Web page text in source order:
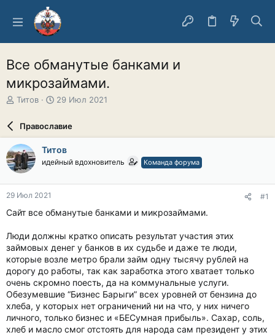
Все обманутые банками и
микрозаймами.
А
о
р
т
е
м
ы
Титов
Д
а
а
ч
л
29 Июл 2021
Православие
Титов
идейный вдохновитель Команда форума
29 Июл 2021 #1
Сайт все обманутые банками и микрозаймами.
Люди должны кратко описать результат участия этих
займовых денег у банков в их судьбе и даже те люди,
которые возле метро брали займ одну тысячу рублей на
дорогу до работы, так как заработка этого хватает только
очень скромно поесть, да на коммунальные услуги.
Обезумевшие “Бизнес Барыги” всех уровней от бензина до
хлеба, у которых нет ограничений ни на что, у них ничего
личного, только бизнес и «БЕСумная прибыль». Сахар, соль,
хлеб и масло смог отстоять для народа сам президент у этих